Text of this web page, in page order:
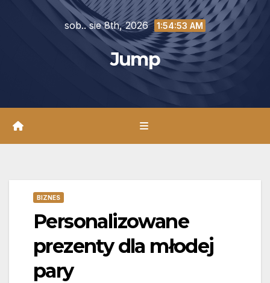
sob.. sie 8th, 2026 1:54:54 AM
Jump
BIZNES
Personalizowane
prezenty dla młodej
pary